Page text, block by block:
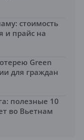
стоимость
и прайс на
Green
для граждан
полезные 10
во Вьетнам